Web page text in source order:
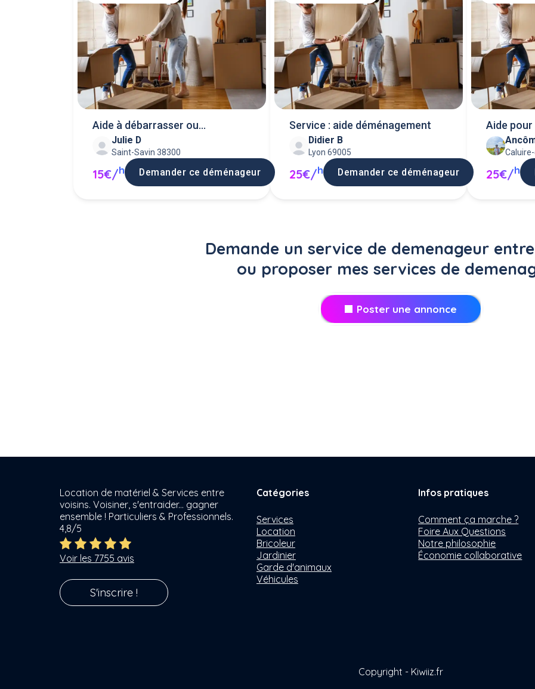
Aide à débarrasser ou
déménager
Julie D
Saint-Savin 38300
15€/h Demander ce déménageur
Service : aide déménagement
Didier B
Lyon 69005
25€/h Demander ce déménageur
Aide
25€/h
Demande un service de demenageur
ou proposer mes services de
Poster une annonce
Location de matériel & Services entre
voisins. Voisiner, s'entraider... gagner
ensemble ! Particuliers & Professionnels.
4,8/5
Voir les 7755 avis
S'inscrire !
Catégories
Services
Location
Bricoleur
Jardinier
Garde d'animaux
Véhicules
Infos pratiques
Comment ça marche ?
Foire Aux Questions
Notre philosophie
Économie collaborative
Copyright - Kiwiiz.fr